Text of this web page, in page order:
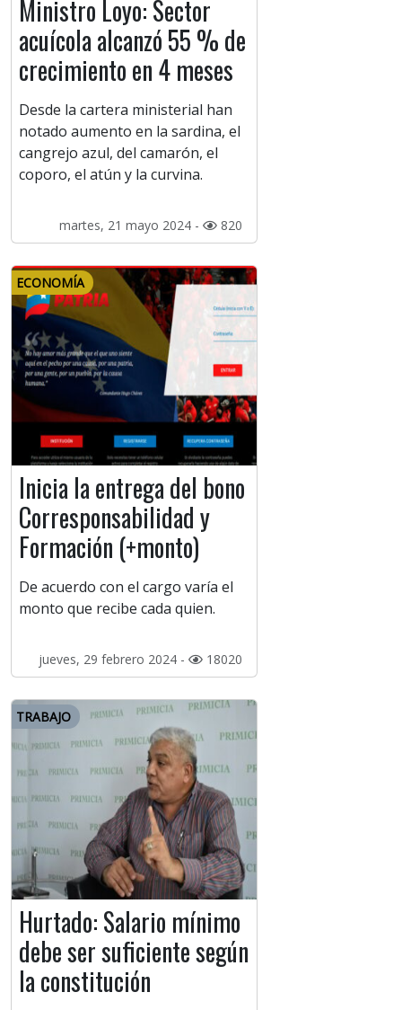
Ministro Loyo: Sector
acuícola alcanzó 55 % de
crecimiento en 4 meses
Desde la cartera ministerial han
notado aumento en la sardina, el
cangrejo azul, del camarón, el
coporo, el atún y la curvina.
martes, 21 mayo 2024 - 820
ECONOMÍA
Inicia la entrega del bono
Corresponsabilidad y
Formación (+monto)
De acuerdo con el cargo varía el
monto que recibe cada quien.
jueves, 29 febrero 2024 - 18020
TRABAJO
Hurtado: Salario mínimo
debe ser suficiente según
la constitución